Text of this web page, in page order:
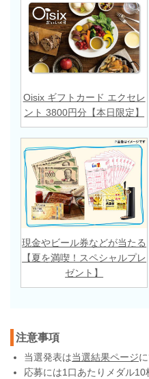
Oisix ギフトカード エクセレ
ント 3800円分【本日限定】
現金やビール券などが当たる
【夏を満喫！スペシャルプレ
ゼント】
注意事項
当選発表は当選結果ページ
応募には1口あたりメダル10